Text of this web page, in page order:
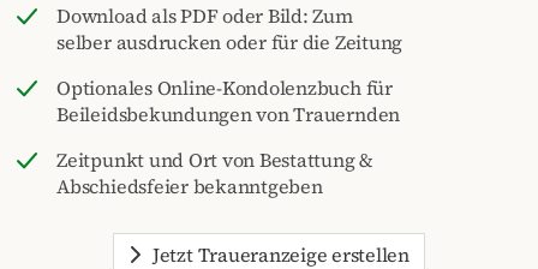
Download als PDF oder Bild: Zum
selber ausdrucken oder für die Zeitung
Optionales Online-Kondolenzbuch für
Beileidsbekundungen von Trauernden
Zeitpunkt und Ort von Bestattung &
Abschiedsfeier bekanntgeben
Jetzt Traueranzeige erstellen